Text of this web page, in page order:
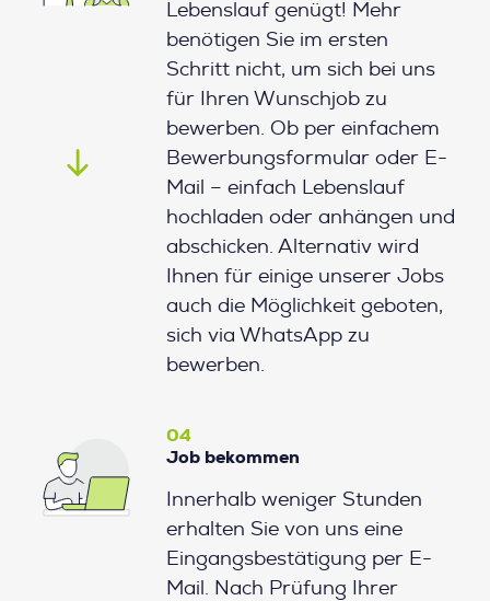
Lebenslauf genügt! Mehr
benötigen Sie im ersten
Schritt nicht, um sich bei uns
für Ihren Wunschjob zu
bewerben. Ob per einfachem
Bewerbungsformular oder E-
Mail – einfach Lebenslauf
hochladen oder anhängen und
abschicken. Alternativ wird
Ihnen für einige unserer Jobs
auch die Möglichkeit geboten,
sich via WhatsApp zu
bewerben.
04
Job bekommen
Innerhalb weniger Stunden
erhalten Sie von uns eine
Eingangsbestätigung per E-
Mail. Nach Prüfung Ihrer